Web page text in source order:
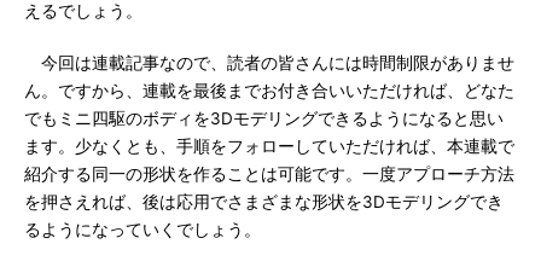
えるでしょう。
今回は連載記事なので、読者の皆さんには時間制限がありませ
ん。ですから、連載を最後までお付き合いいただければ、どなた
でもミニ四駆のボディを3Dモデリングできるようになると思い
ます。少なくとも、手順をフォローしていただければ、本連載で
紹介する同一の形状を作ることは可能です。一度アプローチ方法
を押さえれば、後は応用でさまざまな形状を3Dモデリングでき
るようになっていくでしょう。